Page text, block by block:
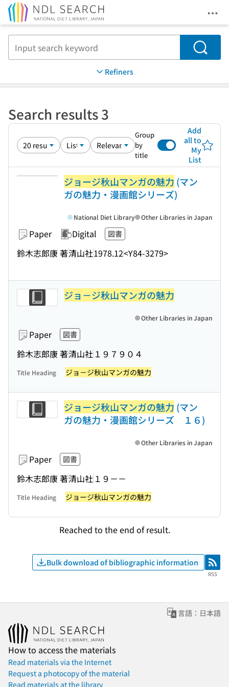
Search
Refiners
Search results 3
Group
by
title
Add
all to
My
List
ジョージ秋山マンガの魅力 (マン
ガの魅力・漫画館シリーズ)
Paper Digital 図書
鈴木志郎康 著清山社1978.12<Y84-3279>
National Diet Library Other Libraries in Japan
ジョ－ジ秋山マンガの魅力
Paper 図書
鈴木志郎康 著清山社 １９７９０４
Other Libraries in Japan
Title Heading ジョ－ジ秋山マンガの魅力
ジョージ秋山マンガの魅力 (マン
ガの魅力・漫画館シリーズ １６)
Paper 図書
鈴木志郎康 著清山社 １９－－
Other Libraries in Japan
Title Heading ジョージ秋山マンガの魅力
Reached to the end of result.
Bulk download of bibliographic information RSS
RSS
言語：日本語
How to access the materials
Read materials via the Internet
Request a photocopy of the material
Read materials at the library